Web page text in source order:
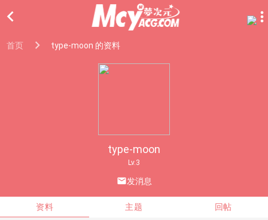

首页 type-moon 的资料
type-moon
Lv.3
发消息
资料 主题 回帖